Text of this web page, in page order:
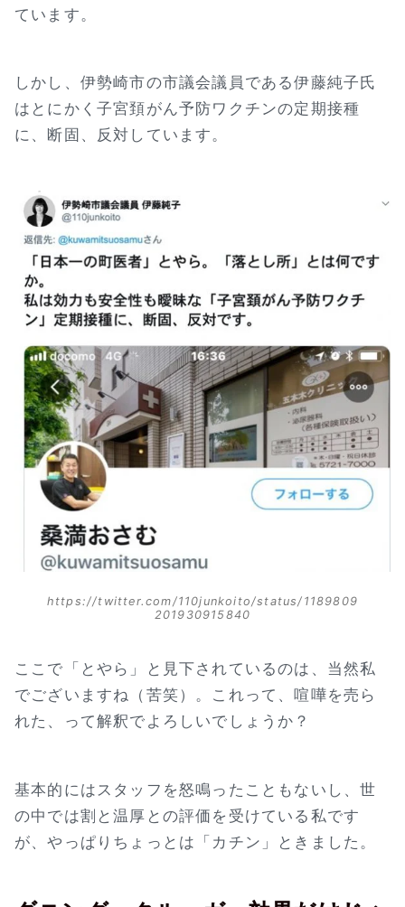
ています。
しかし、伊勢崎市の市議会議員である伊藤純子氏
はとにかく子宮頚がん予防ワクチンの定期接種
に、断固、反対しています。
https://twitter.com/110junkoito/status/1189809
201930915840
ここで「とやら」と見下されているのは、当然私
でございますね（苦笑）。これって、喧嘩を売ら
れた、って解釈でよろしいでしょうか？
基本的にはスタッフを怒鳴ったこともないし、世
の中では割と温厚との評価を受けている私です
が、やっぱりちょっとは「カチン」ときました。